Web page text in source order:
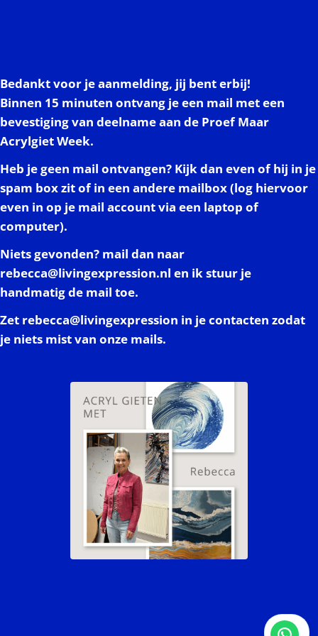
Bedankt voor je aanmelding, jij bent erbij!
Binnen 15 minuten ontvang je een mail met een
bevestiging van deelname aan de Proef Maar
Acrylgiet Week.
Heb je geen mail ontvangen? Kijk dan even of hij in je
spam box zit of in een andere mailbox (log hiervoor
even in op je mail account via een laptop of
computer).
Niets gevonden? mail dan naar
rebecca@livingexpression.nl en ik stuur je
handmatig de mail toe.
Zet rebecca@livingexpression in je contacten zodat
je niets mist van onze mails.